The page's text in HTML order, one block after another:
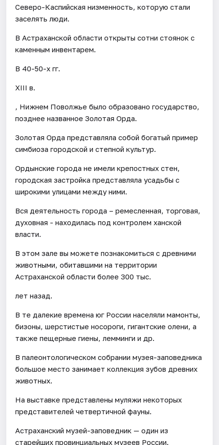
Северо-Каспийская низменность, которую стали
заселять люди.
В Астраханской области открыты сотни стоянок с
каменным инвентарем.
В 40-50-х гг.
XIII в.
, Нижнем Поволжье было образовано государство,
позднее названное Золотая Орда.
Золотая Орда представляла собой богатый пример
симбиоза городской и степной культур.
Ордынские города не имели крепостных стен,
городская застройка представляла усадьбы с
широкими улицами между ними.
Вся деятельность города – ремесленная, торговая,
духовная - находилась под контролем ханской
власти.
В этом зале вы можете познакомиться с древними
животными, обитавшими на территории
Астраханской области более 300 тыс.
лет назад.
В те далекие времена юг России населяли мамонты,
бизоны, шерстистые носороги, гигантские олени, а
также пещерные гиены, лемминги и др.
В палеонтологическом собрании музея-заповедника
большое место занимает коллекция зубов древних
животных.
На выставке представлены муляжи некоторых
представителей четвертичной фауны.
Астраханский музей-заповедник — один из
старейших провинциальных музеев России.